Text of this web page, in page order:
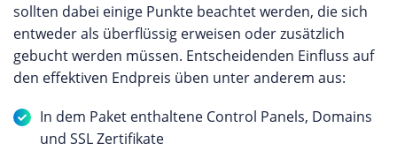
sollten dabei einige Punkte beachtet werden, die sich
entweder als überflüssig erweisen oder zusätzlich
gebucht werden müssen. Entscheidenden Einfluss auf
den effektiven Endpreis üben unter anderem aus:
In dem Paket enthaltene Control Panels, Domains
und SSL Zertifikate